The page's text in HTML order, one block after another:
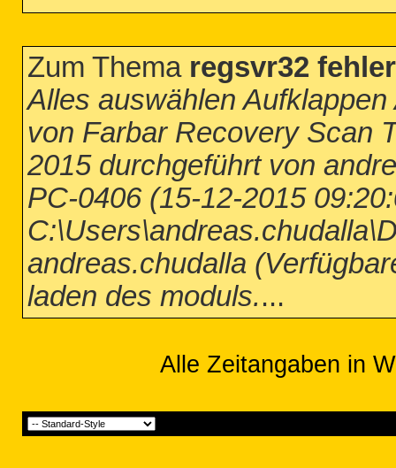
Zum Thema regsvr32
Alles auswählen
von Farbar Recovery Scan
2015 durchgeführt von
PC-0406 (15-12-2015
andreas.chudalla
laden des moduls....
Alle Zeitangaben in